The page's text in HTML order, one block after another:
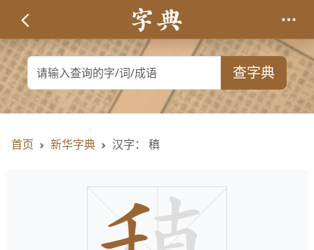
查字典
首页 新华字典 汉字： 稹